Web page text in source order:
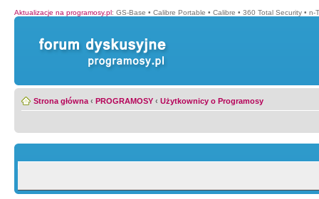
Aktualizacje na programosy.pl: GS-Base • Calibre Portable • Calibre • 360 Total Security • n-
Strona główna ‹ PROGRAMOSY ‹ Użytkownicy o Programosy